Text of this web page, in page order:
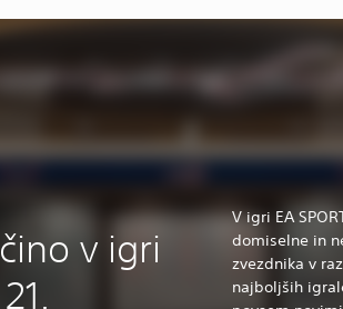
v igri
V igri EA
domiselne in
zvezdnika v
najboljših